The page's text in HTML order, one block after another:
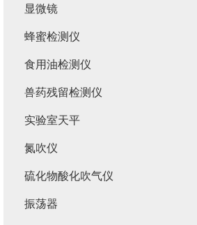
显微镜
蜂蜜检测仪
食用油检测仪
兽药残留检测仪
实验室天平
氮吹仪
硫化物酸化吹气仪
振荡器